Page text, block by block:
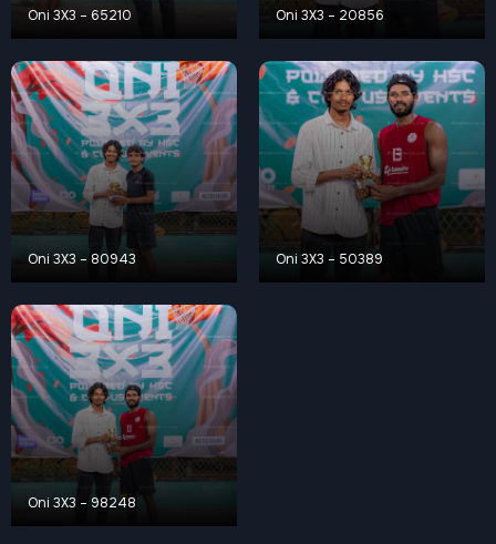
Oni 3X3 – 65210 Oni 3X3 – 20856
Oni 3X3 – 80943 Oni 3X3 – 50389
Oni 3X3 – 98248